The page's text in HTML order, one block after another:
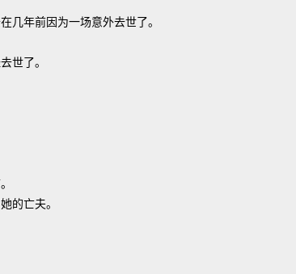
几年前因为一场意外去世了。
世了。
的亡夫。